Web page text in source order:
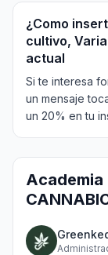
¿Como
cultivo,
actual
Si te interesa
un mensaje
un 20% en tu
Academia